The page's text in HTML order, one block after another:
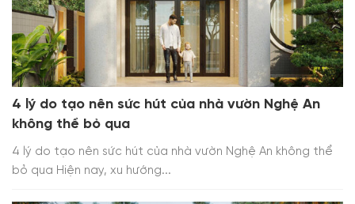
4 lý do tạo nên sức hút của nhà vườn Nghệ An
không thể bỏ qua
4 lý do tạo nên sức hút của nhà vườn Nghệ An không thể
bỏ qua Hiện nay, xu hướng...